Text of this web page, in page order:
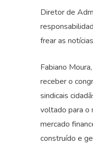
Diretor de
frear as
Fabiano
receber o
sindicais
voltado para o
mercado
construído e